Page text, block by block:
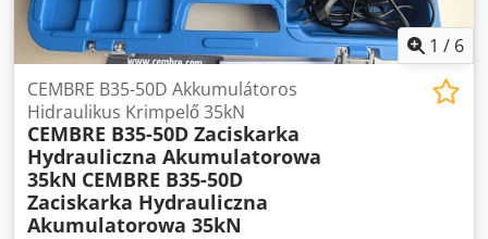
1 / 6
CEMBRE B35-50D Akkumulátoros
Hidraulikus Krimpelő 35kN
CEMBRE B35-50D Zaciskarka
Hydrauliczna Akumulatorowa
35kN CEMBRE B35-50D
Zaciskarka Hydrauliczna
Akumulatorowa 35kN